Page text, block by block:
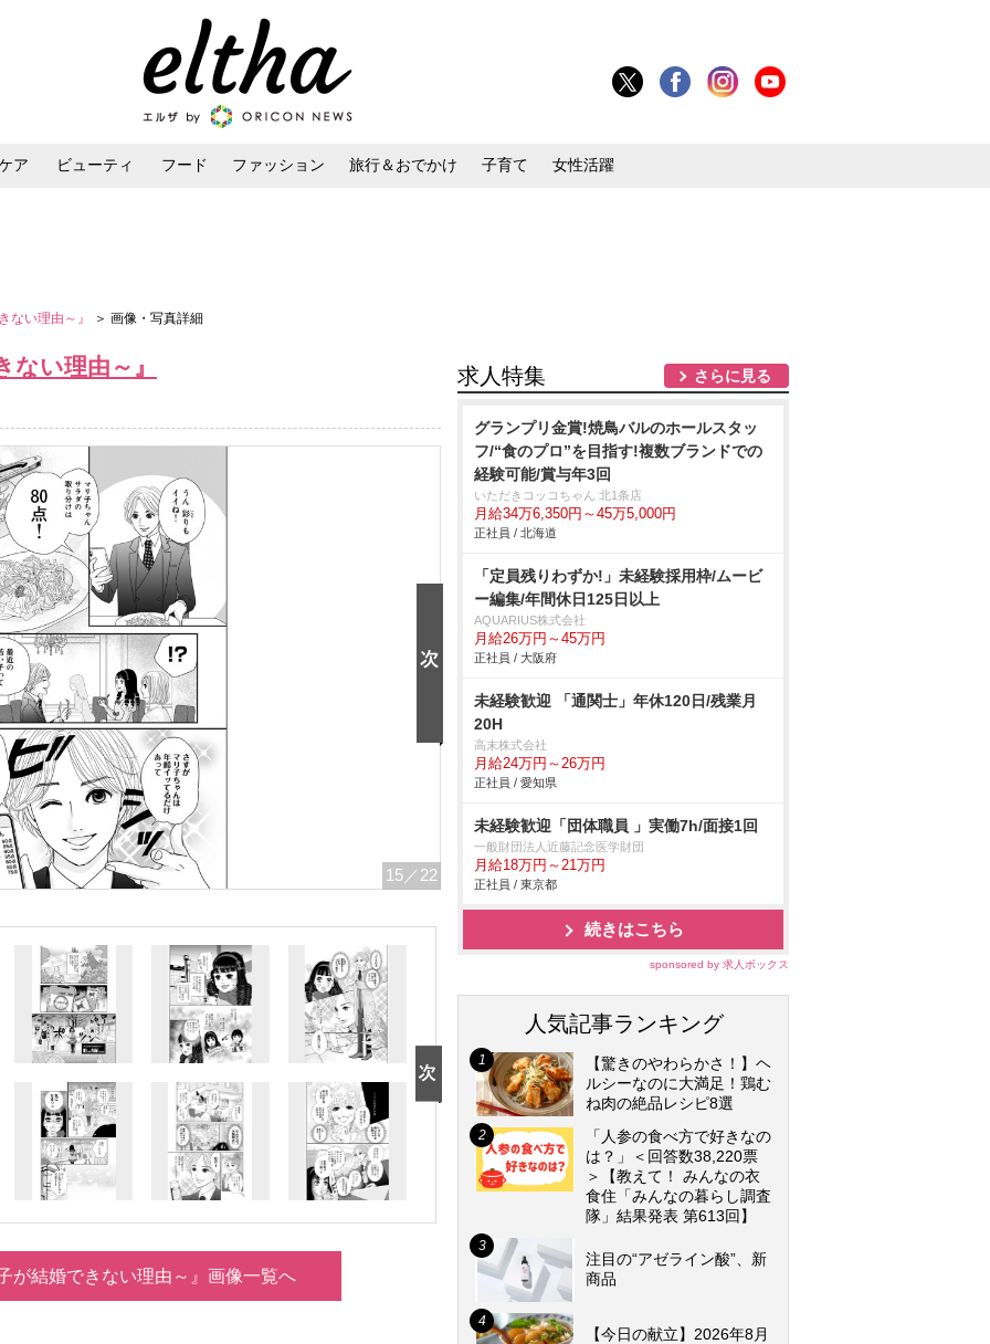
ア ビューティ フード ファッション 旅行＆おでかけ 子育て 女性活躍
ない理由～』 ＞ 画像・写真詳細
い理由～』
15 ／22
が結婚できない理由～』画像一覧へ
求人特集 さらに見る
グランプリ金賞!焼鳥バルのホールスタッ
フ/“食のプロ”を目指す!複数ブランドでの
経験可能/賞与年3回
いただきコッコちゃん 北1条店
月給34万6,350円～45万5,000円
正社員 / 北海道
「定員残りわずか!」未経験採用枠/ムービ
ー編集/年間休日125日以上
AQUARIUS株式会社
月給26万円～45万円
正社員 / 大阪府
未経験歓迎 「通関士」年休120日/残業月
20H
高末株式会社
月給24万円～26万円
正社員 / 愛知県
未経験歓迎「団体職員 」実働7h/面接1回
一般財団法人近藤記念医学財団
月給18万円～21万円
正社員 / 東京都
続きはこちら
sponsored by 求人ボックス
人気記事ランキング
【驚きのやわらかさ！】ヘ
ルシーなのに大満足！鶏む
ね肉の絶品レシピ8選
「人参の食べ方で好きなの
は？」＜回答数38,220票
＞【教えて！ みんなの衣
食住「みんなの暮らし調査
隊」結果発表 第613回】
注目の“アゼライン酸”、新
商品
【今日の献立】2026年8月